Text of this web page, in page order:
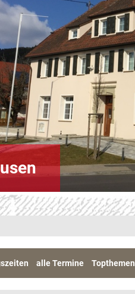
alle Termine Topthemen